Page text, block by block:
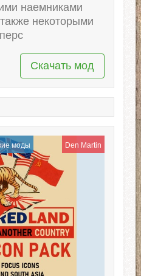
наемниками
некоторыми
Скачать мод
моды Den Martin